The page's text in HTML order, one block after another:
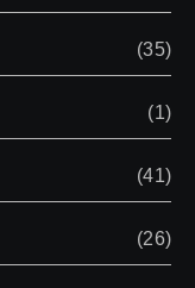
(35)
(1)
(41)
(26)